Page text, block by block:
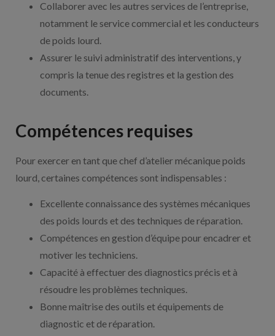
Collaborer avec les autres services de l’entreprise,
notamment le service commercial et les conducteurs
de poids lourd.
Assurer le suivi administratif des interventions, y
compris la tenue des registres et la gestion des
documents.
Compétences requises
Pour exercer en tant que chef d’atelier mécanique poids
lourd, certaines compétences sont indispensables :
Excellente connaissance des systèmes mécaniques
des poids lourds et des techniques de réparation.
Compétences en gestion d’équipe pour encadrer et
motiver les techniciens.
Capacité à effectuer des diagnostics précis et à
résoudre les problèmes techniques.
Bonne maîtrise des outils et équipements de
diagnostic et de réparation.